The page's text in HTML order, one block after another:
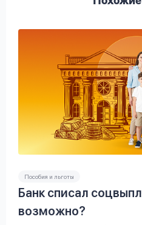
Пособия и льготы
Банк списал
возможно?